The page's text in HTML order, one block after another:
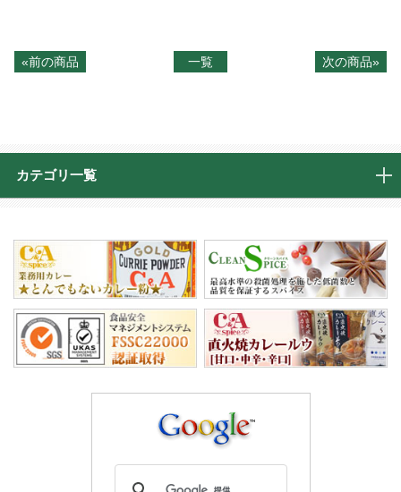
«前の商品 一覧 次の商品»
カテゴリ一覧